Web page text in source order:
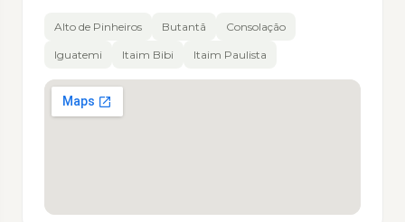
Alto de Pinheiros Butantã Consolação
Iguatemi Itaim Bibi Itaim Paulista